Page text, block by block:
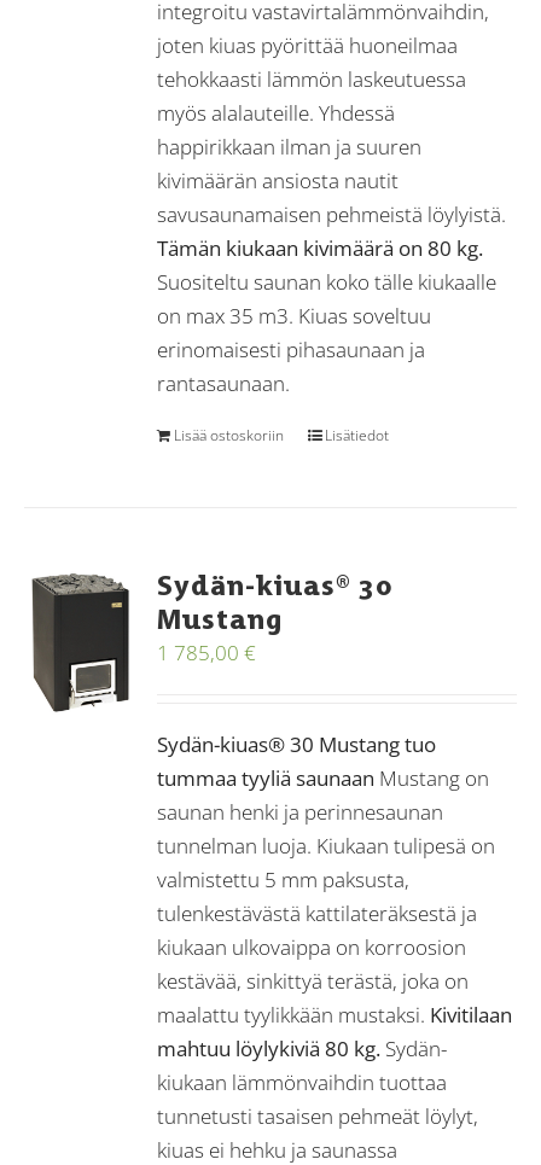
integroitu vastavirtalämmönvaihdin,
joten kiuas pyörittää huoneilmaa
tehokkaasti lämmön laskeutuessa
myös alalauteille. Yhdessä
happirikkaan ilman ja suuren
kivimäärän ansiosta nautit
savusaunamaisen pehmeistä löylyistä.
Tämän kiukaan kivimäärä on 80 kg.
Suositeltu saunan koko tälle kiukaalle
on max 35 m3. Kiuas soveltuu
erinomaisesti pihasaunaan ja
rantasaunaan.
Lisää ostoskoriin Lisätiedot
Sydän-kiuas® 30
Mustang
1 785,00€
Sydän-kiuas® 30 Mustang tuo
tummaa tyyliä saunaan Mustang on
saunan henki ja perinnesaunan
tunnelman luoja. Kiukaan tulipesä on
valmistettu 5 mm paksusta,
tulenkestävästä kattilateräksestä ja
kiukaan ulkovaippa on korroosion
kestävää, sinkittyä terästä, joka on
maalattu tyylikkään mustaksi. Kivitilaan
mahtuu löylykiviä 80 kg. Sydän-
kiukaan lämmönvaihdin tuottaa
tunnetusti tasaisen pehmeät löylyt,
kiuas ei hehku ja saunassa